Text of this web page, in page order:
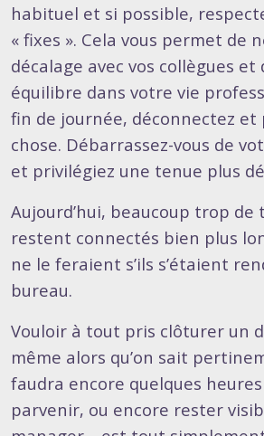
habituel et si possible,
« fixes ». Cela vous permet de
décalage avec vos collègues
équilibre dans votre vie
fin de journée, déconnectez et
chose. Débarrassez-vous de
et privilégiez une tenue plus
Aujourd’hui, beaucoup trop
restent connectés bien plus
ne le feraient s’ils s’étaient
bureau.
Vouloir à tout pris clôturer un
même alors qu’on sait
faudra encore quelques
parvenir, ou encore rester